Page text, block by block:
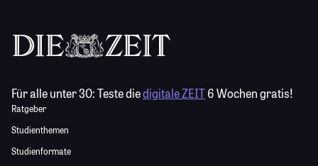
Für alle unter 30:Teste diedigitale ZEIT6 Wochen gratis!
Ratgeber
Studienthemen
Studienformate